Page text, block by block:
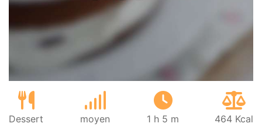
Dessert moyen 1 h 5 m 464 Kcal